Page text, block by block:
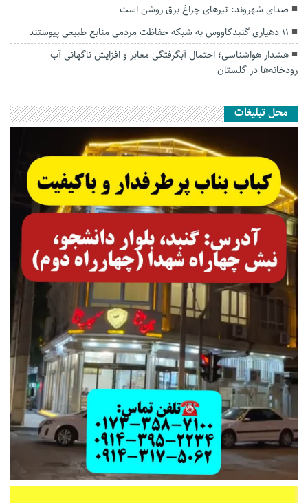
صدای شهروند: تیرهای چراغ برق روشن است
۱۱ دهیاری گنبدکاووس به شبکه حفاظت مردمی منابع طبیعی پیوستند
هشدار هواشناسی؛ احتمال آبگرفتگی معابر و افزایش ناگهانی آب
رودخانه‌ها در گلستان
محل تبلیغات